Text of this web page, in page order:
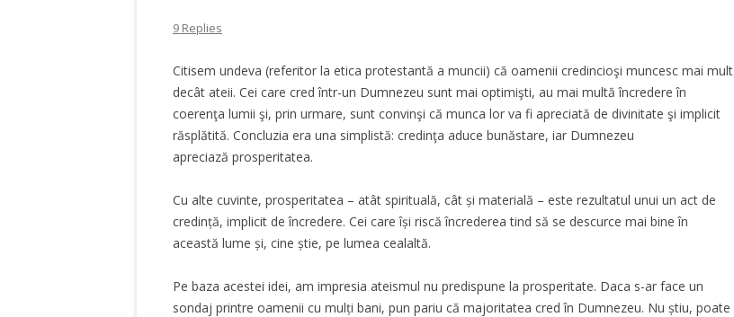
9 Replies
Citisem undeva (referitor la etica protestantă a muncii) că oamenii credincioşi muncesc mai mult
decât ateii. Cei care cred într-un Dumnezeu sunt mai optimişti, au mai multă încredere în
coerenţa lumii şi, prin urmare, sunt convinşi că munca lor va fi apreciată de divinitate şi implicit
răsplătită. Concluzia era una simplistă: credinţa aduce bunăstare, iar Dumnezeu
apreciază prosperitatea.
Cu alte cuvinte, prosperitatea – atât spirituală, cât și materială – este rezultatul unui un act de
credință, implicit de încredere. Cei care își riscă încrederea tind să se descurce mai bine în
această lume și, cine știe, pe lumea cealaltă.
Pe baza acestei idei, am impresia ateismul nu predispune la prosperitate. Daca s-ar face un
sondaj printre oamenii cu mulți bani, pun pariu că majoritatea cred în Dumnezeu. Nu știu, poate